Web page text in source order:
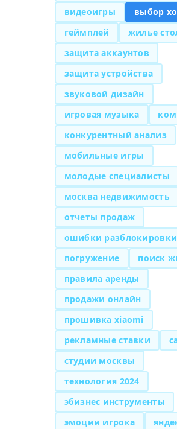
видеоигры
выбор
геймплей
жилье
защита аккаунтов
защита устройства
звуковой дизайн
игровая музыка
конкурентный анализ
мобильные игры
молодые специалисты
москва недвижимость
отчеты продаж
ошибки разблокировки
погружение
поиск
правила аренды
продажи онлайн
прошивка xiaomi
рекламные ставки
студии москвы
технология 2024
эбизнес инструменты
эмоции игрока